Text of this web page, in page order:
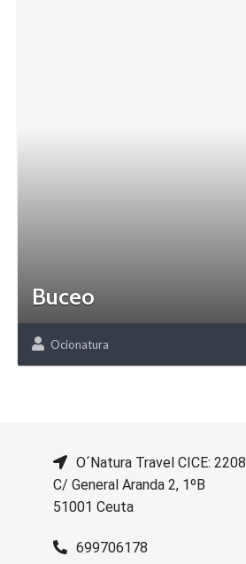
Buceo
Ocionatura
O´Natura Travel CICE: 2208
C/ General Aranda 2, 1ºB
51001 Ceuta
699706178